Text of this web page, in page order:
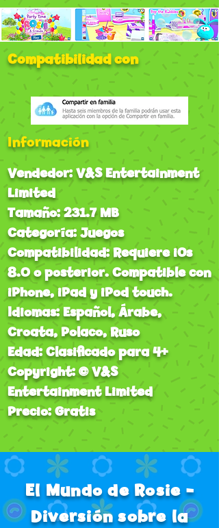
Compatibilidad con
Información
Vendedor: V&S Entertainment
Limited
Tamaño: 231.7 MB
Categoría: Juegos
Compatibilidad: Requiere iOs
8.0 o posterior. Compatible con
iPhone, iPad y iPod touch.
Idiomas: Español, Árabe,
Croata, Polaco, Ruso
Edad: Clasificado para 4+
Copyright: © V&S
Entertainment Limited
Precio: Gratis
El Mundo de Rosie -
Diversión sobre la